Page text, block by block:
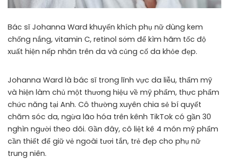
Bác sĩ Johanna Ward khuyến khích phụ nữ dùng kem
chống nắng, vitamin C, retinol sớm để kìm hãm tốc độ
xuất hiện nếp nhăn trên da và củng cố da khỏe đẹp.
Johanna Ward là bác sĩ trong lĩnh vực da liễu, thẩm mỹ
và hiện làm chủ một thương hiệu về mỹ phẩm, thực phẩm
chức năng tại Anh. Cô thường xuyên chia sẻ bí quyết
chăm sóc da, ngừa lão hóa trên kênh TikTok có gần 30
nghìn người theo dõi. Gần đây, cô liệt kê 4 món mỹ phẩm
cần thiết để giữ vẻ ngoài tươi tắn, trẻ đẹp cho phụ nữ
trung niên.